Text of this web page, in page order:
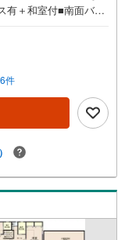
有＋和室付■南面バル
する様々なご質問な
からの住宅購入をサ
や勤続年数が少なく
宅ローン相談実施
予約ください）○○営業
のお問い合わせがス
相談（30分～）■資金
（30分～）●ご案内は
30分位から可能で
話は改めて夕方にな
件